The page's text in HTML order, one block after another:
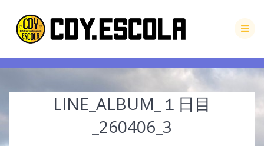
to
content
LINE_ALBUM_１日目
_260406_3